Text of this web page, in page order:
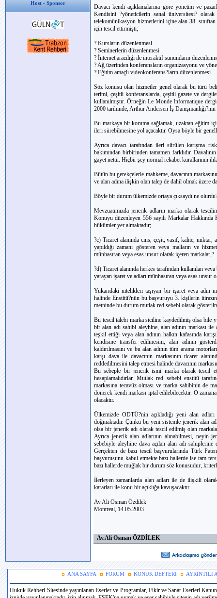
Host - Sponsor
Davacı kendi açıklamalarına göre yönetim ve
Kendisini ?yöneticilerin sanal üniversitesi? olarak
telekomünikasyon hizmetlerini içine alan 38.
için tescil ettirmişti;
? Kursların düzenlenmesi
? Seminerlerin düzenlenmesi
? İnternet aracılığı ile interaktif sunumların
? Ağ üzerinden konferansların organizasyonu ve
? Eğitim amaçlı videokonferans?ların düzenlenmesi
Söz konusu olan hizmetler genel olarak bu türü
terimi, çeşitli konferanslarda, çeşitli gazete ve
kullanılmıştır. Örneğin Le Monde Informatique
2000 tarihinde, Arthur Andersen İş
Bu markaya bir koruma sağlamak, uzaktan eğitim
ileri sürebilmesine yol açacaktır. Oysa böyle bir
Ayrıca davacı tarafından ileri sürülen karışma
bakımından birbirinden tamamen farklıdır.
gayet nettir. Hiçbir şey normal rekabet kurallarının
Bütün bu gerekçelerle mahkeme, davacının
ve alan adına ilişkin olan talep de dahil olmak üzere
Böyle bir durum ülkemizde ortaya çıksaydı ne
Mevzuatımızda jenerik adların marka olarak
Konuyu düzenleyen 556 sayılı Markalar
hükümler yer almaktadır;
?c) Ticaret alanında cins, çeşit, vasıf, kalite,
yapıldığı zamanı gösteren veya malların ve
münhasıran veya esas unsur olarak içeren markalar,?
?d) Ticaret alanında herkes tarafından kullanılan
yarayan işaret ve adları münhasıran veya esas unsur
Yukarıdaki nitelikleri taşıyan bir işaret veya adın
halinde Enstitü?nün bu başvuruyu 3. kişilerin
metninde bu durum mutlak red sebebi olarak
Bu tescil talebi marka siciline kaydedilmiş olsa bile
bir alan adı sahibi aleyhine, alan adının markası
teşkil ettiği veya alan adının halkın kafasında
kendisine transfer edilmesini, alan adının
kaldırılmasını ve bu alan adının tüm arama
karşı dava ile davacının markasının ticaret
reddedilmesini talep etmesi halinde davacının
Bu sebeple bir jenerik ismi marka olarak tescil
hesaplamalıdırlar. Mutlak red sebebi enstitü
markasına tecavüz olması ve marka sahibinin de
dönerek kendi markası iptal edilebilecektir. O
olacaktır.
Ülkemizde ODTÜ?nin açıkladığı yeni alan
doğmaktadır. Çünkü bu yeni sistemle jenerik alan
olsa bir jenerik adı olarak tescil edilmiş olan
Ayrıca jenerik alan adlarının alınabilmesi, neyin
sebebiyle aleyhine dava açılan alan adı
Gerçekten de bazı tescil başvurularında Türk
başvurusunu kabul etmekte bazı hallerde ise tam
bazı hallerde muğlak bir durum söz konusudur,
İlerleyen zamanlarda alan adları ile de ilişkili
kararları ile konu bir açıklığa kavuşacaktır.
Av.Ali Osman Özdilek
Montreal, 14.05.2003
Av.Ali Osman ÖZDİLEK
ANA SAYFA FORUM KONUK DEFTERİ AYRINTILI
Hukuk Rehberi Sitesinde yayınlanan Eserler ve Programlar, Fikir ve Sanat Eserleri